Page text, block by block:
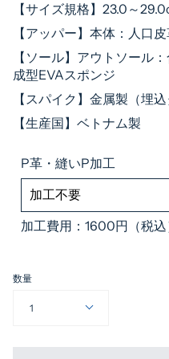
【サイズ規格】23.0～
【アッパー】本体：人口
【ソール】アウトソール
成型EVAスポンジ
【スパイク】金属製（埋
【生産国】ベトナム製
P革・縫いP加工
加工費用：1600円（税込
数量
1